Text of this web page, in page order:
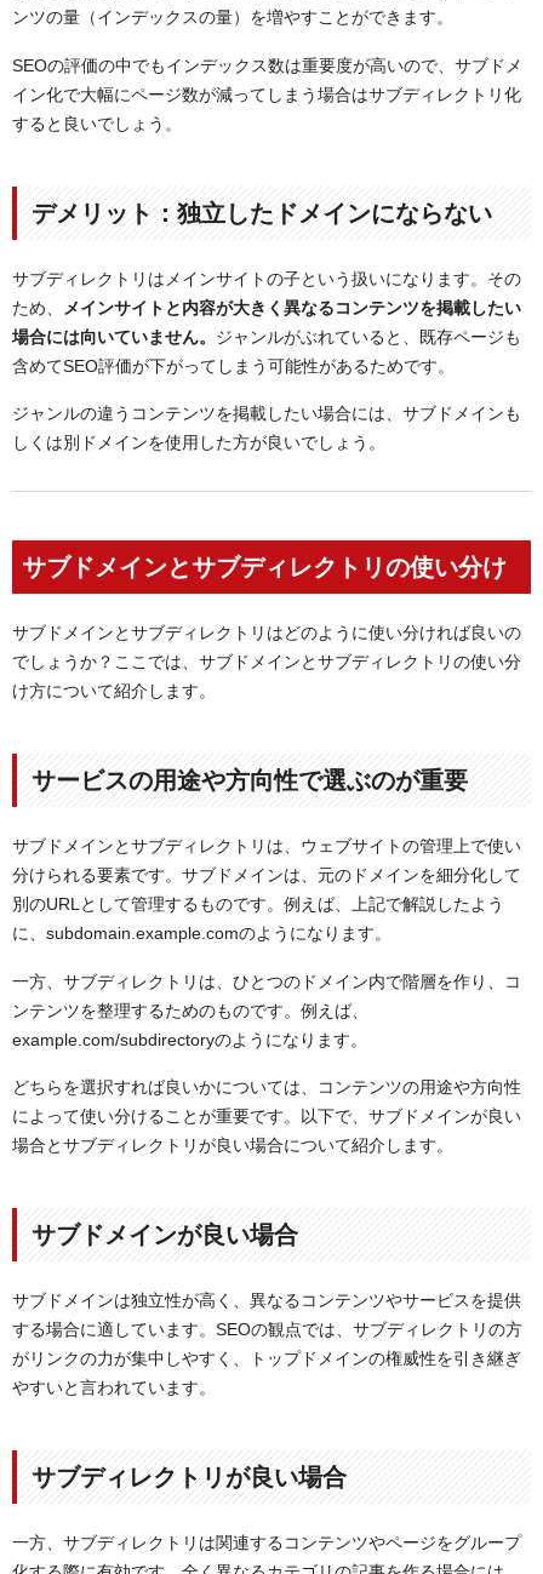
ンツの量（インデックスの量）を増やすことができます。
SEOの評価の中でもインデックス数は重要度が高いので、サブドメ
イン化で大幅にページ数が減ってしまう場合はサブディレクトリ化
すると良いでしょう。
デメリット：独立したドメインにならない
サブディレクトリはメインサイトの子という扱いになります。その
ため、
メインサイトと内容が大きく異なるコンテンツを掲載したい
場合には向いていません。 ジャンルがぶれていると、既存ページも
含めてSEO評価が下がってしまう可能性があるためです。
ジャンルの違うコンテンツを掲載したい場合には、サブドメインも
しくは別ドメインを使用した方が良いでしょう。
サブドメインとサブディレクトリの使い分け
サブドメインとサブディレクトリはどのように使い分ければ良いの
でしょうか？ここでは、サブドメインとサブディレクトリの使い分
け方について紹介します。
サービスの用途や方向性で選ぶのが重要
サブドメインとサブディレクトリは、ウェブサイトの管理上で使い
分けられる要素です。サブドメインは、元のドメインを細分化して
別のURLとして管理するものです。例えば、上記で解説したよう
に、subdomain.example.comのようになります。
一方、サブディレクトリは、ひとつのドメイン内で階層を作り、コ
ンテンツを整理するためのものです。例えば、
example.com/subdirectoryのようになります。
どちらを選択すれば良いかについては、コンテンツの用途や方向性
によって使い分けることが重要です。以下で、サブドメインが良い
場合とサブディレクトリが良い場合について紹介します。
サブドメインが良い場合
サブドメインは独立性が高く、異なるコンテンツやサービスを提供
する場合に適しています。SEOの観点では、サブディレクトリの方
がリンクの力が集中しやすく、トップドメインの権威性を引き継ぎ
やすいと言われています。
サブディレクトリが良い場合
一方、サブディレクトリは関連するコンテンツやページをグループ